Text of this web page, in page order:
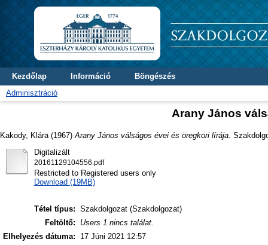
Kezdőlap Információ
Böngészés
Adminisztráció
Arany János
Kakody, Klára (1967) Arany János válságos évei és öregkori lírája.
Digitalizált
20161129104556.pdf
Restricted to Registered users only
Download (19MB)
Tétel típus: Szakdolgozat (Szakdolgozat)
Feltöltő:
Users 1 nincs találat.
Elhelyezés dátuma:
17 Júni 2021 12:57